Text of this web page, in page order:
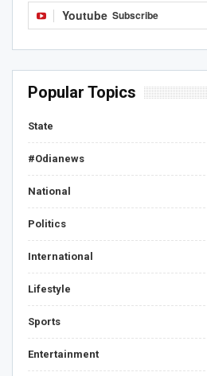
Youtube Subscribe
Popular Topics
State
#Odianews
National
Politics
International
Lifestyle
Sports
Entertainment